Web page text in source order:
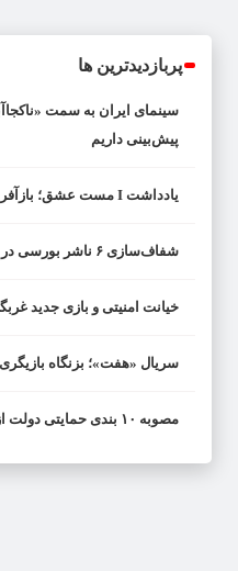
پربازدیدترین ها
سینمای ایران به سمت
پیش‌بینی داریم
یادداشت I مست عشق؛ بازآفرینی جهانی پیام مولانا و شمس
شفاف‌سازی ۶ ناشر بورسی در سامانه کدال
خیانت امنیتی و بازی جدید
سریال «هفت»؛ بزنگاه
مصوبه ۱۰ بندی حمایتی دولت از بورس به لایحه بودجه پیوست شد